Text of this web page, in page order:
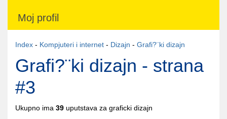
Moj profil
Index - Kompjuteri i internet - Dizajn - Grafi?¨ki dizajn
Grafi?¨ki dizajn - strana
#3
Ukupno ima 39 uputstava za graficki dizajn